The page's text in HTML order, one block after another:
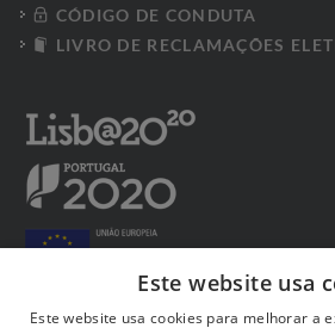
CÓDIGO DE CONDUTA
LIVRO DE RECLAMAÇÕES
Este website usa
Este website usa cookies para melhorar a